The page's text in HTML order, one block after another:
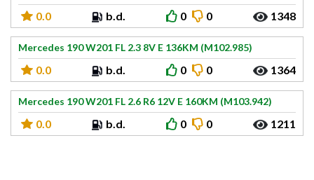
0.0 b.d. 0 0 1348
Mercedes 190 W201 FL 2.3 8V E 136KM (M102.985)
0.0 b.d. 0 0 1364
Mercedes 190 W201 FL 2.6 R6 12V E 160KM (M103.942)
0.0 b.d. 0 0 1211